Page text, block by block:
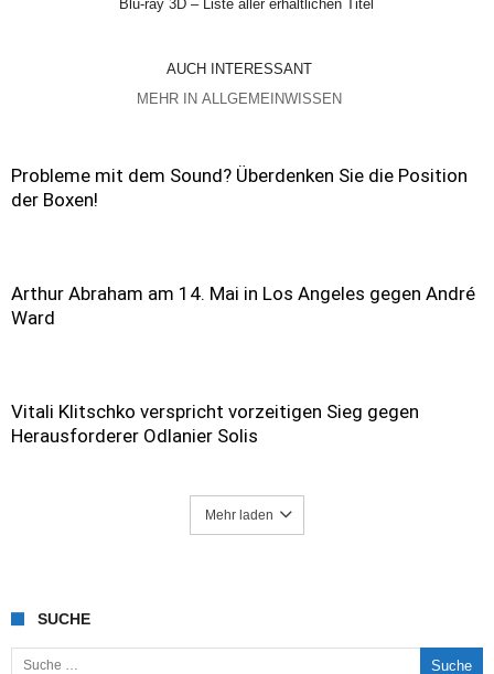
Blu-ray 3D – Liste aller erhältlichen Titel
AUCH INTERESSANT
MEHR IN ALLGEMEINWISSEN
Probleme mit dem Sound? Überdenken Sie die Position
der Boxen!
Arthur Abraham am 14. Mai in Los Angeles gegen André
Ward
Vitali Klitschko verspricht vorzeitigen Sieg gegen
Herausforderer Odlanier Solis
Mehr laden
SUCHE
Suche nach: